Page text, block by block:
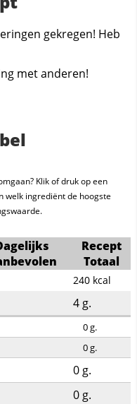
gekregen! Heb
met anderen!
Klik of druk op een
welk ingrediënt de hoogste
Recept
Totaal
240 kcal
4 g.
0g.
0g.
0 g.
0 g.